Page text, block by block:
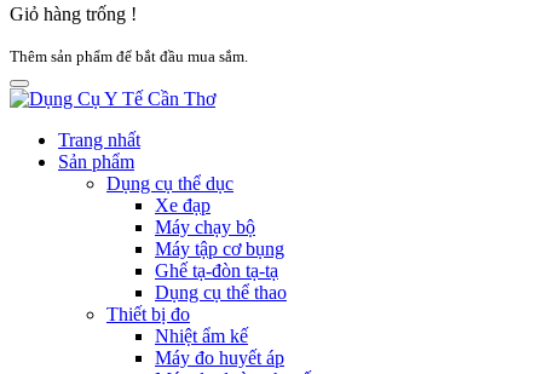
Giỏ hàng trống !
Thêm sản phẩm để bắt đầu mua sắm.
Trang nhất
Sản phẩm
Dụng cụ thể dục
Xe đạp
Máy chạy bộ
Máy tập cơ bụng
Ghế tạ-đòn tạ-tạ
Dụng cụ thể thao
Thiết bị đo
Nhiệt ẩm kế
Máy đo huyết áp